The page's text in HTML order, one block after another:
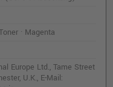
· Cyan
· Magenta
Europe Ltd., Tame Street
U.K., E-Mail: